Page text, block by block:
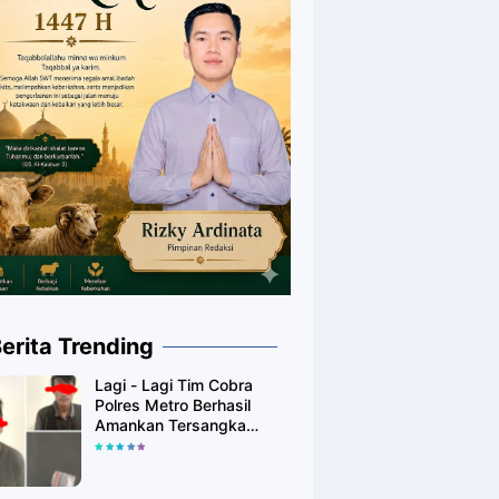
Trending
Lagi - Lagi Tim Cobra
Polres Metro Berhasil
Amankan Tersangka
Yang Diduga Pengguna